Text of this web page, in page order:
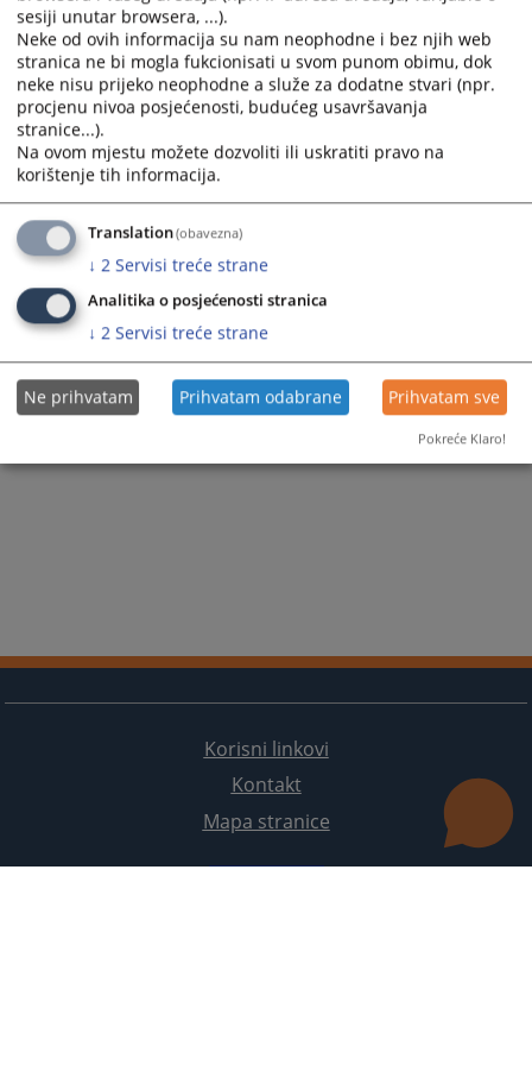
Prateći dokumenti
Rješenje o imenovanju (Selma Bogunić)
54PREGLEDA
Korisni linkovi
Kontakt
Mapa stranice
sesiji unutar browsera, ...).
Neke od ovih informacija su nam neophodne i bez njih web
stranica ne bi mogla fukcionisati u svom punom obimu, dok
neke nisu prijeko neophodne a služe za dodatne stvari (npr.
procjenu nivoa posjećenosti, budućeg usavršavanja
stranice...).
Na ovom mjestu možete dozvoliti ili uskratiti pravo na
korištenje tih informacija.
Translation(obavezna)
↓ 2 Servisi treće strane
Analitika o posjećenosti stranica
↓ 2 Servisi treće strane
Ne prihvatam Prihvatam odabrane Prihvatam sve
Pokreće Klaro!